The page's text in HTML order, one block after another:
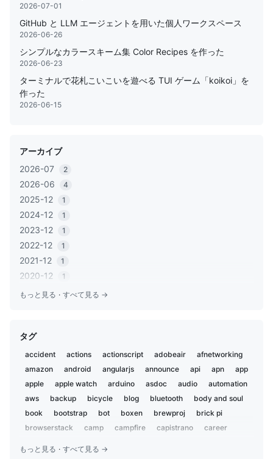
2026-07-01
GitHub と LLM エージェントを用いた個人ワークスペース
2026-06-26
シンプルなカラースキーム集 Color Recipes を作った
2026-06-23
ターミナルで花札こいこいを遊べる TUI ゲーム「koikoi」を
作った
2026-06-15
アーカイブ
2026-07
2
2026-06 4
2025-12 1
2024-12 1
2023-12 1
2022-12 1
2021-12 1
2020-12 1
2020-06 1
2019-11
2019-02
2019-01 1
2018-12 2
2018-07 3
2018-02 1
2018-01 1
2017-09
もっと見る · すべて見る →
タグ
accident actions actionscript adobeair
afnetworking
amazon
android angularjs announce api apn
app
apple
apple watch arduino asdoc audio
automation
aws
backup bicycle blog bluetooth
body and soul
book
bootstrap bot boxen brewproj
brick pi
browserstack
camp campfire capistrano
career
もっと見る · すべて見る →